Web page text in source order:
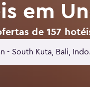
em
de 157